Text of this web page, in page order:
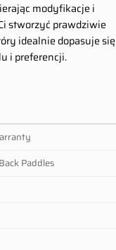
modyfikacje i
stworzyć prawdziwie
idealnie dopasuje się
i preferencji.
Paddles